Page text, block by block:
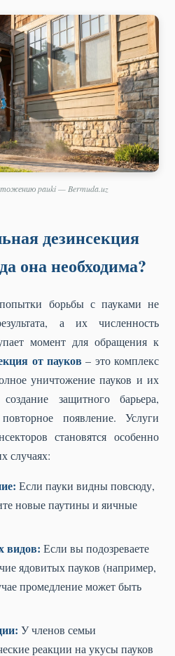
pauki — Bermuda.uz
дезинсекция
она необходима?
попытки борьбы с пауками не
а их численность
момент для обращения к
от пауков – это комплекс
уничтожение пауков и их
защитного барьера,
появление. Услуги
становятся особенно
случаях:
Если пауки видны повсюду,
новые паутины и яичные
видов: Если вы подозреваете
ядовитых пауков (например,
промедление может быть
У членов семьи
реакции на укусы пауков